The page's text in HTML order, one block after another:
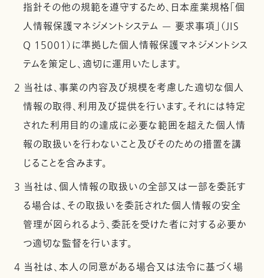
指針その他の規範を遵守するため、日本産業規格「個
人情報保護マネジメントシステム — 要求事項」（JIS
Q 15001）に準拠した個人情報保護マネジメントシス
テムを策定し、適切に運用いたします。
2 当社は、事業の内容及び規模を考慮した適切な個人
情報の取得、利用及び提供を行います。それには特定
された利用目的の達成に必要な範囲を超えた個人情
報の取扱いを行わないこと及びそのための措置を講
じることを含みます。
3 当社は、個人情報の取扱いの全部又は一部を委託す
る場合は、その取扱いを委託された個人情報の安全
管理が図られるよう、委託を受けた者に対する必要か
つ適切な監督を行います。
4 当社は、本人の同意がある場合又は法令に基づく場